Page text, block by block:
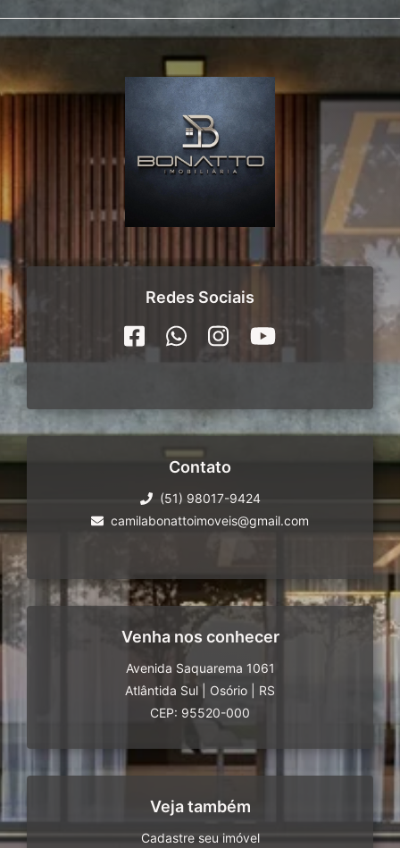
Redes Sociais
Contato
(51) 98017-9424
camilabonattoimoveis@gmail.com
Venha nos conhecer
Avenida Saquarema 1061
Atlântida Sul
Osório
RS
CEP: 95520-000
Veja também
Cadastre seu imóvel